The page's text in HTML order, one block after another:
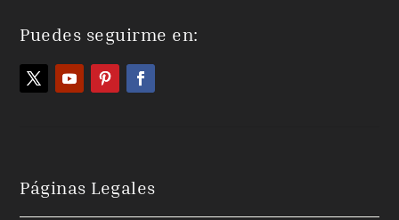
Puedes seguirme en:
Páginas Legales